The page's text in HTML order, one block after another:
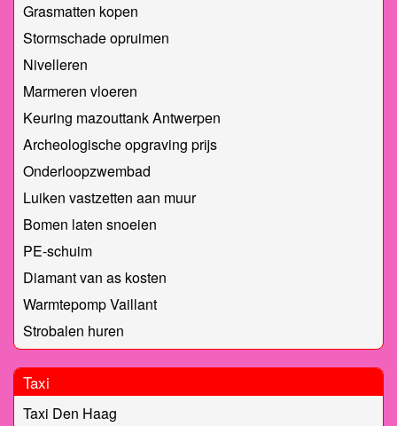
Grasmatten kopen
Stormschade opruimen
Nivelleren
Marmeren vloeren
Keuring mazouttank Antwerpen
Archeologische opgraving prijs
Onderloopzwembad
Luiken vastzetten aan muur
Bomen laten snoeien
PE-schuim
Diamant van as kosten
Warmtepomp Vaillant
Strobalen huren
Taxi
Taxi Den Haag